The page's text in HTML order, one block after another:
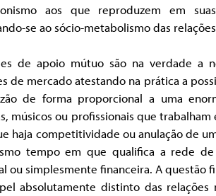
aos que reproduzem em
se ao sócio-metabolismo das
de apoio mútuo são na verdade a
de mercado atestando na prática a
de forma proporcional a uma
músicos ou profissionais que
haja competitividade ou anulação de
tempo em que qualifica a rede
ou simplesmente financeira. A questão
absolutamente distinto das relações